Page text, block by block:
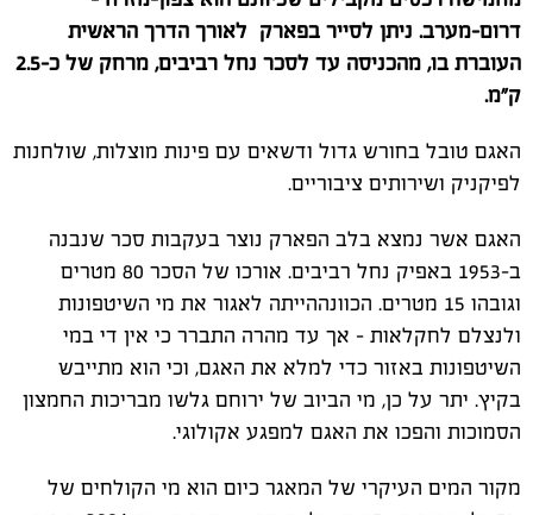
דרום-מערב. ניתן לסייר בפארק לאורך הדרך הראשית
העוברת בו, מהכניסה עד לסכר נחל רביבים, מרחק של כ-2.5
ק"מ.
האגם טובל בחורש גדול ודשאים עם פינות מוצלות, שולחנות
לפיקניק ושירותים ציבוריים.
האגם אשר נמצא בלב הפארק נוצר בעקבות סכר שנבנה
ב-1953 באפיק נחל רביבים. אורכו של הסכר 80 מטרים
וגובהו 15 מטרים. הכוונההייתה לאגור את מי השיטפונות
ולנצלם לחקלאות – אך עד מהרה התברר כי אין די במי
השיטפונות באזור כדי למלא את האגם, וכי הוא מתייבש
בקיץ. יתר על כן, מי הביוב של ירוחם גלשו מבריכות החמצון
הסמוכות והפכו את האגם למפגע אקולוגי.
מקור המים העיקרי של המאגר כיום הוא מי הקולחים של